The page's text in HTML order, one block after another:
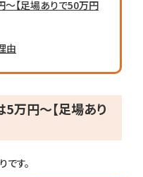
【足場ありで50万円
由
万円〜【足場あり
す。